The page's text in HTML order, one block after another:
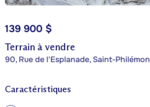
Terrain à vendre
90, Rue de l'Esplanade, Saint-Philémon
139 900 $
Caractéristiques